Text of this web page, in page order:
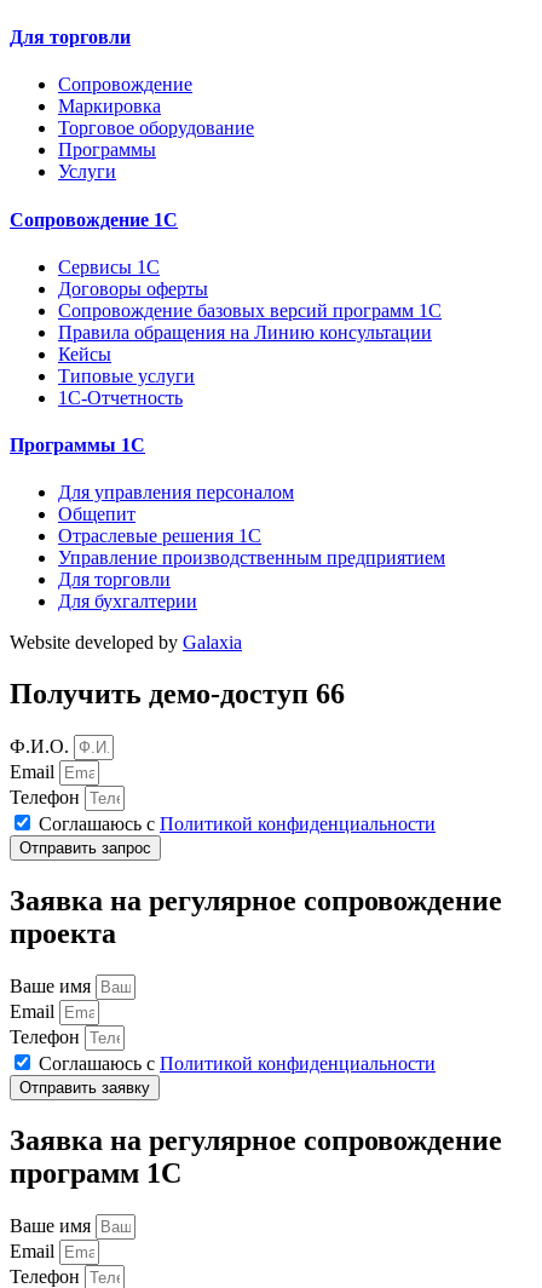
Для торговли
Сопровождение
Маркировка
Торговое оборудование
Программы
Услуги
Сопровождение 1С
Сервисы 1С
Договоры оферты
Сопровождение базовых версий программ 1С
Правила обращения на Линию консультации
Кейсы
Типовые услуги
1С-Отчетность
Программы 1С
Для управления персоналом
Общепит
Отраслевые решения 1С
Управление производственным предприятием
Для торговли
Для бухгалтерии
Website developed by Galaxia
Получить демо-доступ 66
Ф.И.О.
Email
Телефон
Соглашаюсь с Политикой конфиденциальности
Отправить запрос
Заявка на регулярное сопровождение
проекта
Ваше имя
Email
Телефон
Соглашаюсь с Политикой конфиденциальности
Отправить заявку
Заявка на регулярное сопровождение
программ 1С
Ваше имя
Email
Телефон